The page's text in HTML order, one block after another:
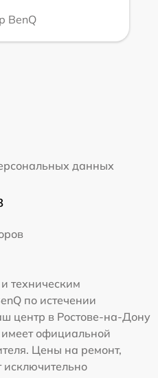
BenQ
данных
техническим
по истечении
центр в Ростове-на-Дону
официальной
Цены на ремонт,
исключительно